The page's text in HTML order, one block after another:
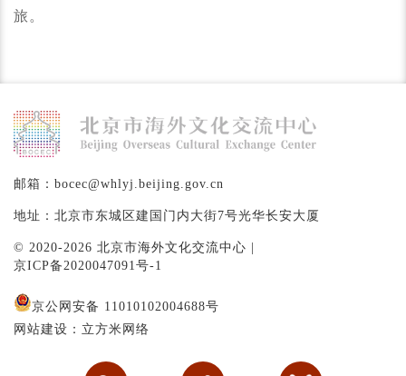
旅。
邮箱：bocec@whlyj.beijing.gov.cn
地址：北京市东城区建国门内大街7号光华长安大厦
© 2020-2026 北京市海外文化交流中心 |
京ICP备2020047091号-1
京公网安备 11010102004688号
网站建设：立方米网络